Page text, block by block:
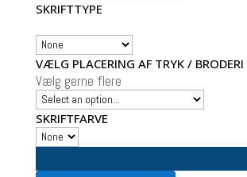
SKRIFTTYPE
VÆLG PLACERING AF TRYK / BRODERI
Vælg gerne flere
SKRIFTFARVE